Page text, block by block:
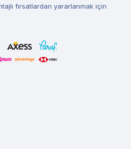
fırsatlardan yararlanmak için